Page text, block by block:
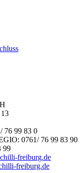
76 99 83 0
0761/ 76 99 83 90
99
freiburg.de
freiburg.de